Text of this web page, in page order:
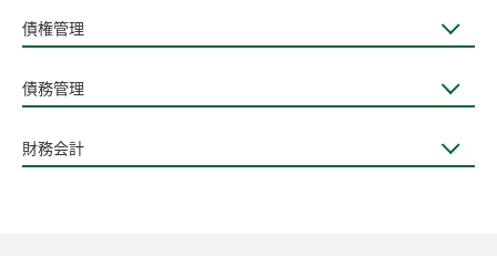
債権管理
債務管理
財務会計